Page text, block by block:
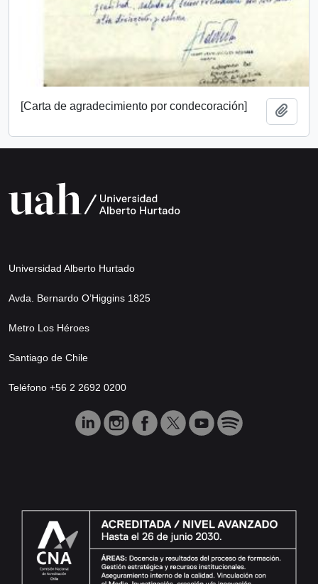
[Carta de agradecimiento por condecoración]
Universidad Alberto Hurtado
Avda. Bernardo O’Higgins 1825
Metro Los Héroes
Santiago de Chile
Teléfono +56 2 2692 0200